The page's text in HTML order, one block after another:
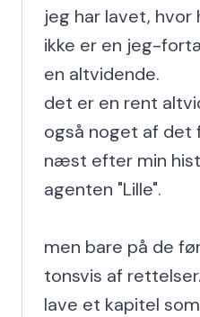
jeg har lavet, hvor
ikke er en jeg-
en altvidende.
det er en rent
også noget af det
næst efter min
agenten "Lille".
men bare på de
tonsvis af
lave et kapitel